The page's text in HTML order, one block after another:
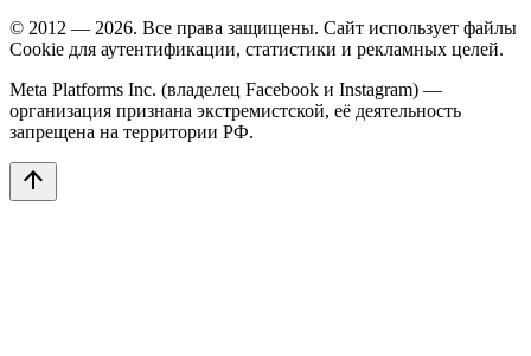
© 2012 — 2026. Все права защищены. Сайт использует файлы
Cookie для аутентификации, статистики и рекламных целей.
Meta Platforms Inc. (владелец Facebook и Instagram) —
организация признана экстремистской, её деятельность
запрещена на территории РФ.
arrow_upward